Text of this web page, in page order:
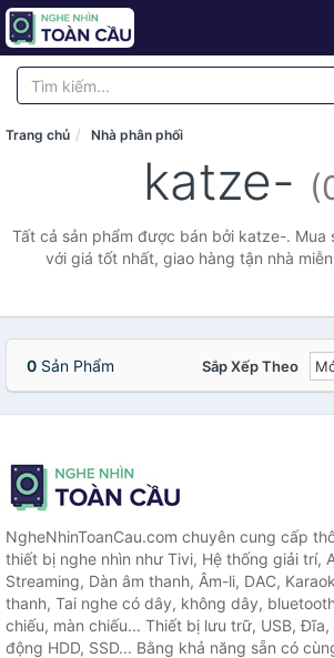
Trang chủ Nhà phân phối
katze-
Tất cả sản phẩm được bán bởi katze-. Mua
với giá tốt nhất, giao hàng tận nhà
0 Sản Phẩm Sắp Xếp Theo
NgheNhinToanCau.com chuyên cung cấp
thiết bị nghe nhìn như Tivi, Hệ thống giải trí,
Streaming, Dàn âm thanh, Âm-li, DAC,
thanh, Tai nghe có dây, không dây,
chiếu, màn chiếu... Thiết bị lưu trữ, USB,
động HDD, SSD... Bằng khả năng sẵn có